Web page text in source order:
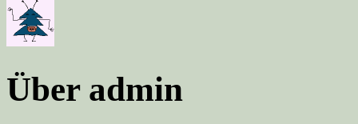
Über admin